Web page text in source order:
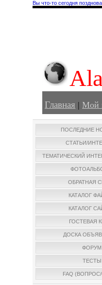
Вы что-то сегодня
Главная |Мой
ПОСЛЕДНИЕ
СТАТЬИ/
ТЕМАТИЧЕСКИЙ
ОБРАТНАЯ
КАТАЛОГ
КАТАЛОГ
ГОСТЕВАЯ
ДОСКА
ФОРУМ
ТЕСТЫ
FAQ